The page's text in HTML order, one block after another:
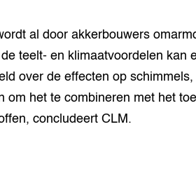
al door akkerbouwers
teelt- en klimaatvoordelen kan
over de effecten op
om het te combineren met het
concludeert CLM.